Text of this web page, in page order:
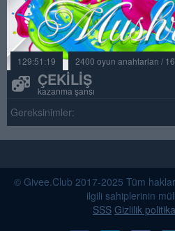
129:51:19 2400 oyun anahtarları /
ÇEKILIŞ
kazanma şansı
Gereksinimler:
© Givee.Club 2017-2025 Tüm
ilgili sahiplerinin
SSS Gizlilik